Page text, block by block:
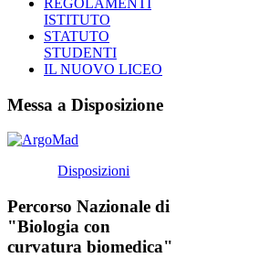
REGOLAMENTI
ISTITUTO
STATUTO
STUDENTI
IL NUOVO LICEO
Messa a Disposizione
Disposizioni
Percorso Nazionale di
"Biologia con
curvatura biomedica"